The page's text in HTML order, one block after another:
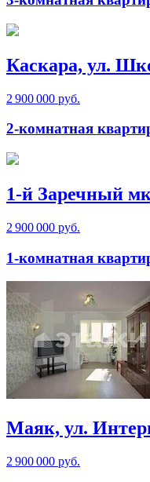
Каскара, ул.
2 900 000 руб.
2-комнатная
1-й Заречный
2 900 000 руб.
1-комнатная
Маяк, ул.
2 900 000 руб.